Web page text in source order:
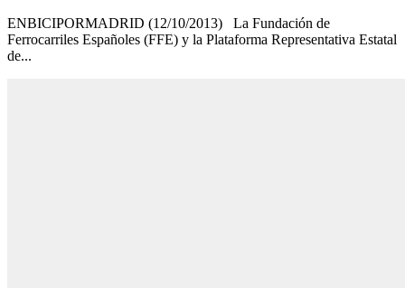
ENBICIPORMADRID (12/10/2013) La Fundación de
Ferrocarriles Españoles (FFE) y la Plataforma Representativa Estatal
de...